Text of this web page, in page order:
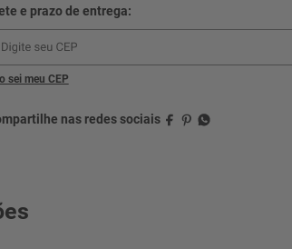
sei meu CEP